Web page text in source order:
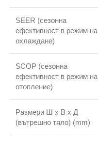
SEER (сезонна
ефективност в режим на
охлаждане)
SCOP (сезонна
ефективност в режим на
отопление)
Размери Ш х В х Д
(вътрешно тяло) (mm)